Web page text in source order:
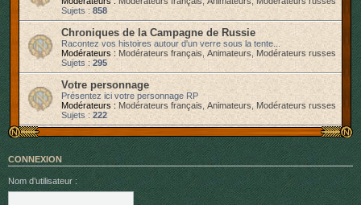
Sujets : 858
Chroniques de la Campagne de Russie
Racontez vos histoires autour d'un verre sous la tente...
Modérateurs : Modérateurs français Animateurs
Modérateurs russes
Sujets : 295
Votre personnage
Présentez ici votre personnage RP
Modérateurs : Modérateurs français Animateurs, Modérateurs russes
Sujets : 222
CONNEXION
Nom d’utilisateur :